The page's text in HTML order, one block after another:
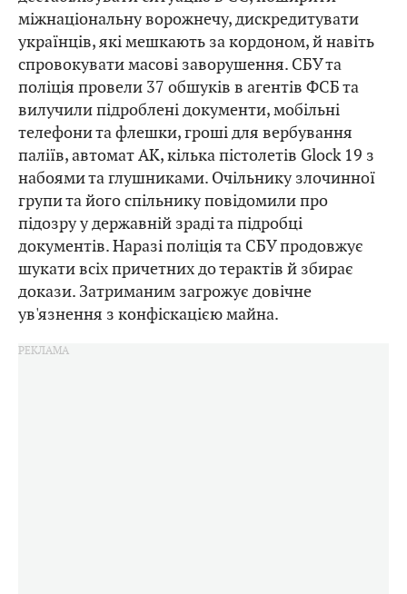
міжнаціональну ворожнечу, дискредитувати
українців, які мешкають за кордоном, й навіть
спровокувати масові заворушення. СБУ та
поліція провели 37 обшуків в агентів ФСБ та
вилучили підроблені документи, мобільні
телефони та флешки, гроші для вербування
паліїв, автомат АК, кілька пістолетів Gloсk 19 з
набоями та глушниками. Очільнику злочинної
групи та його спільнику повідомили про
підозру у державній зраді та підробці
документів. Наразі поліція та СБУ продовжує
шукати всіх причетних до терактів й збирає
докази. Затриманим загрожує довічне
ув'язнення з конфіскацією майна.